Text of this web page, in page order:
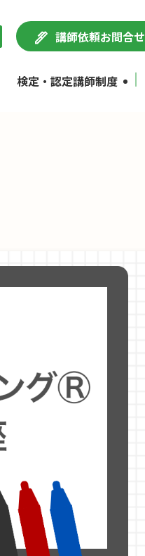
講師依頼お問合せ
検定・認定講師制度